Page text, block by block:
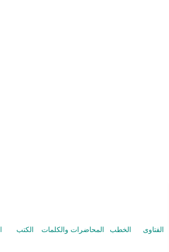
الفتاوى الخطب المحاضرات والكلمات الكتب